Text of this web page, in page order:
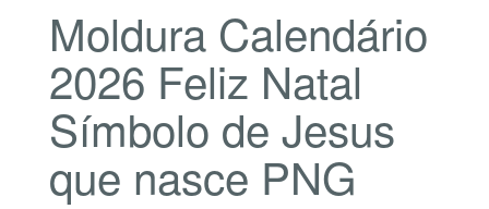
Moldura Calendário
2026 Feliz Natal
Símbolo de Jesus
que nasce PNG